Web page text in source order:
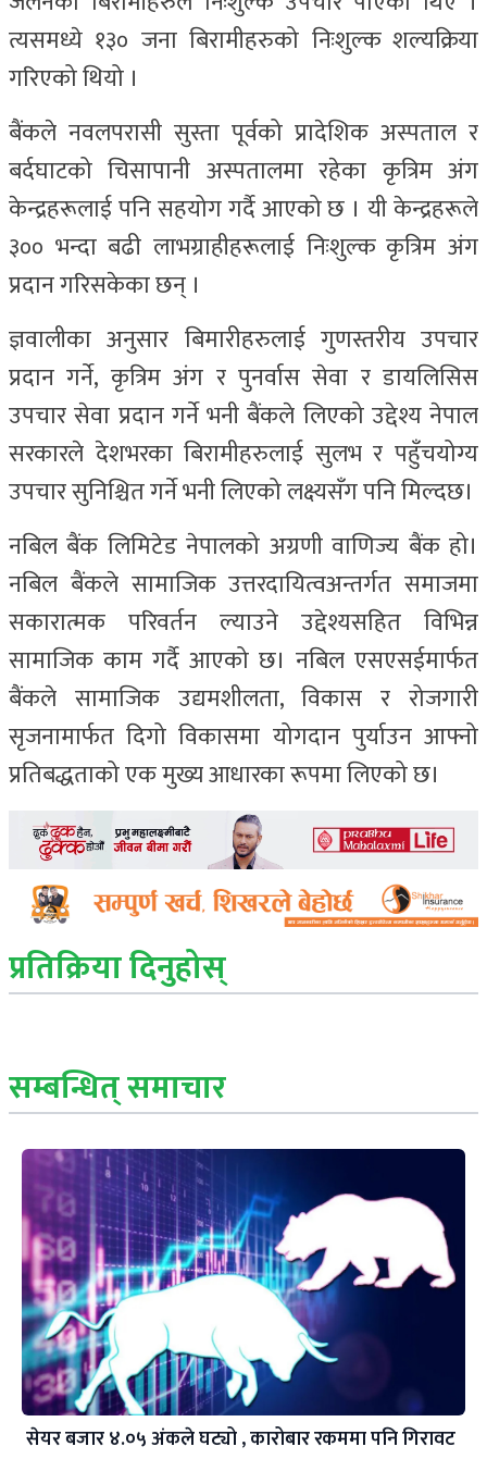
त्यसमध्ये १३० जना बिरामीहरुको निःशुल्क शल्यक्रिया
गरिएको थियो ।
बैंकले नवलपरासी सुस्ता पूर्वको प्रादेशिक अस्पताल र
बर्दघाटको चिसापानी अस्पतालमा रहेका कृत्रिम अंग
केन्द्रहरूलाई पनि सहयोग गर्दै आएको छ । यी केन्द्रहरूले
३०० भन्दा बढी लाभग्राहीहरूलाई निःशुल्क कृत्रिम अंग
प्रदान गरिसकेका छन् ।
ज्ञवालीका अनुसार बिमारीहरुलाई गुणस्तरीय उपचार
प्रदान गर्ने, कृत्रिम अंग र पुनर्वास सेवा र डायलिसिस
उपचार सेवा प्रदान गर्ने भनी बैंकले लिएको उद्देश्य नेपाल
सरकारले देशभरका बिरामीहरुलाई सुलभ र पहुँचयोग्य
उपचार सुनिश्चित गर्ने भनी लिएको लक्ष्यसँग पनि मिल्दछ।
नबिल बैंक लिमिटेड नेपालको अग्रणी वाणिज्य बैंक हो।
नबिल बैंकले सामाजिक उत्तरदायित्वअन्तर्गत समाजमा
सकारात्मक परिवर्तन ल्याउने उद्देश्यसहित विभिन्न
सामाजिक काम गर्दै आएको छ। नबिल एसएसईमार्फत
बैंकले सामाजिक उद्यमशीलता, विकास र रोजगारी
सृजनामार्फत दिगो विकासमा योगदान पुर्याउन आफ्नो
प्रतिबद्धताको एक मुख्य आधारका रूपमा लिएको छ।
प्रतिक्रिया दिनुहोस्
सम्बन्धित् समाचार
सेयर बजार ४.०५ अंकले घट्यो , कारोबार रकममा पनि गिरावट